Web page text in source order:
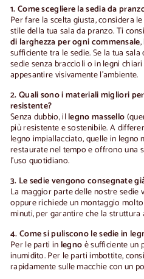
1. Come scegliere la sedia da
Per fare la scelta giusta, considera
stile della tua sala da pranzo. Ti
di larghezza per ogni commensale
sufficiente tra le sedie. Se la tua
sedie senza braccioli o in legni
appesantire visivamente l'ambiente.
2. Quali sono i materiali migliori
resistente?
Senza dubbio, illegno massello
più resistente e sostenibile. A
legno impiallacciato, quelle in legno
restaurate nel tempo e offrono una
l'uso quotidiano.
3. Le sedie vengono consegnate
La maggior parte delle nostre sedie
oppure richiede un montaggio
minuti, per garantire che la
4. Come si puliscono le sedie in
Per le parti in legnoè sufficiente un
inumidito. Per le parti imbottite,
rapidamente sulle macchie con un